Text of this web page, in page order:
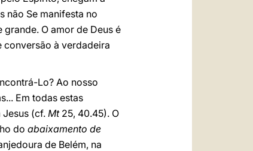
não Se manifesta no
O amor de Deus é
conversão à verdadeira
Lo? Ao nosso
Em todas estas
Jesus (cf. Mt25, 40.45). O
do abaixamento de
de Belém, na